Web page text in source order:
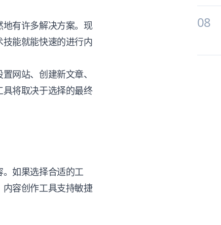
有许多解决方案。现
能就能快速的进行内
网站、创建新文章、
将取决于选择的最终
如果选择合适的工
容创作工具支持敏捷
08